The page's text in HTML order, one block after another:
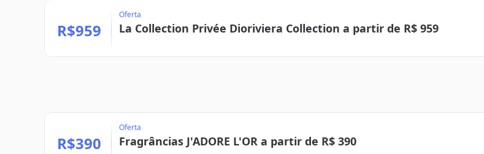
R$959
Oferta
La Collection Privée Dioriviera Collection a partir de R$ 959
R$390
Oferta
Fragrâncias J'ADORE L'OR a partir de R$ 390